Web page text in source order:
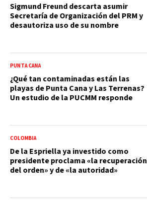
Sigmund Freund descarta asumir
Secretaría de Organización del PRM y
desautoriza uso de su nombre
PUNTA CANA
¿Qué tan contaminadas están las
playas de Punta Cana y Las Terrenas?
Un estudio de la PUCMM responde
COLOMBIA
De la Espriella ya investido como
presidente proclama «la recuperación
del orden» y de «la autoridad»